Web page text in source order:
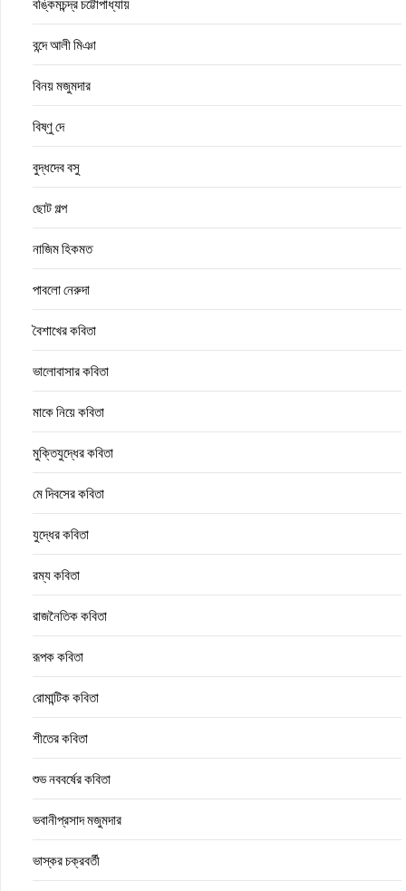
বঙ্কিমচন্দ্র চট্টোপাধ্যায়
বন্দে আলী মিঞা
বিনয় মজুমদার
বিষ্ণু দে
বুদ্ধদেব বসু
ছোট গল্প
নাজিম হিকমত
পাবলো নেরুদা
বৈশাখের কবিতা
ভালোবাসার কবিতা
মাকে নিয়ে কবিতা
মুক্তিযুদ্ধের কবিতা
মে দিবসের কবিতা
যুদ্ধের কবিতা
রম্য কবিতা
রাজনৈতিক কবিতা
রূপক কবিতা
রোমান্টিক কবিতা
শীতের কবিতা
শুভ নববর্ষের কবিতা
ভবানীপ্রসাদ মজুমদার
ভাস্কর চক্রবর্তী